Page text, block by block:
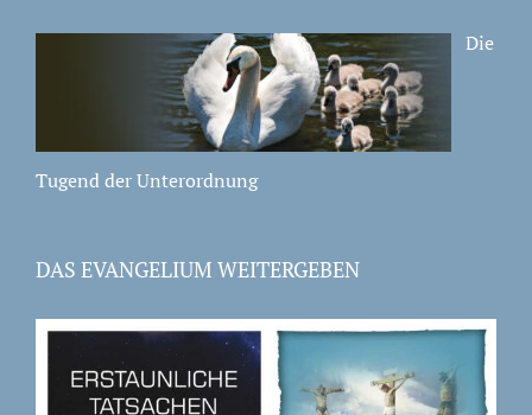
Die
Tugend der Unterordnung
DAS EVANGELIUM WEITERGEBEN